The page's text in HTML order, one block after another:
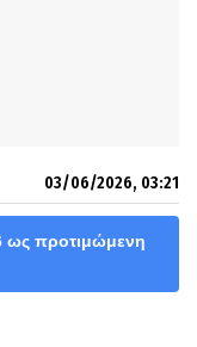
03/06/2026, 03:21
ως προτιμώμενη